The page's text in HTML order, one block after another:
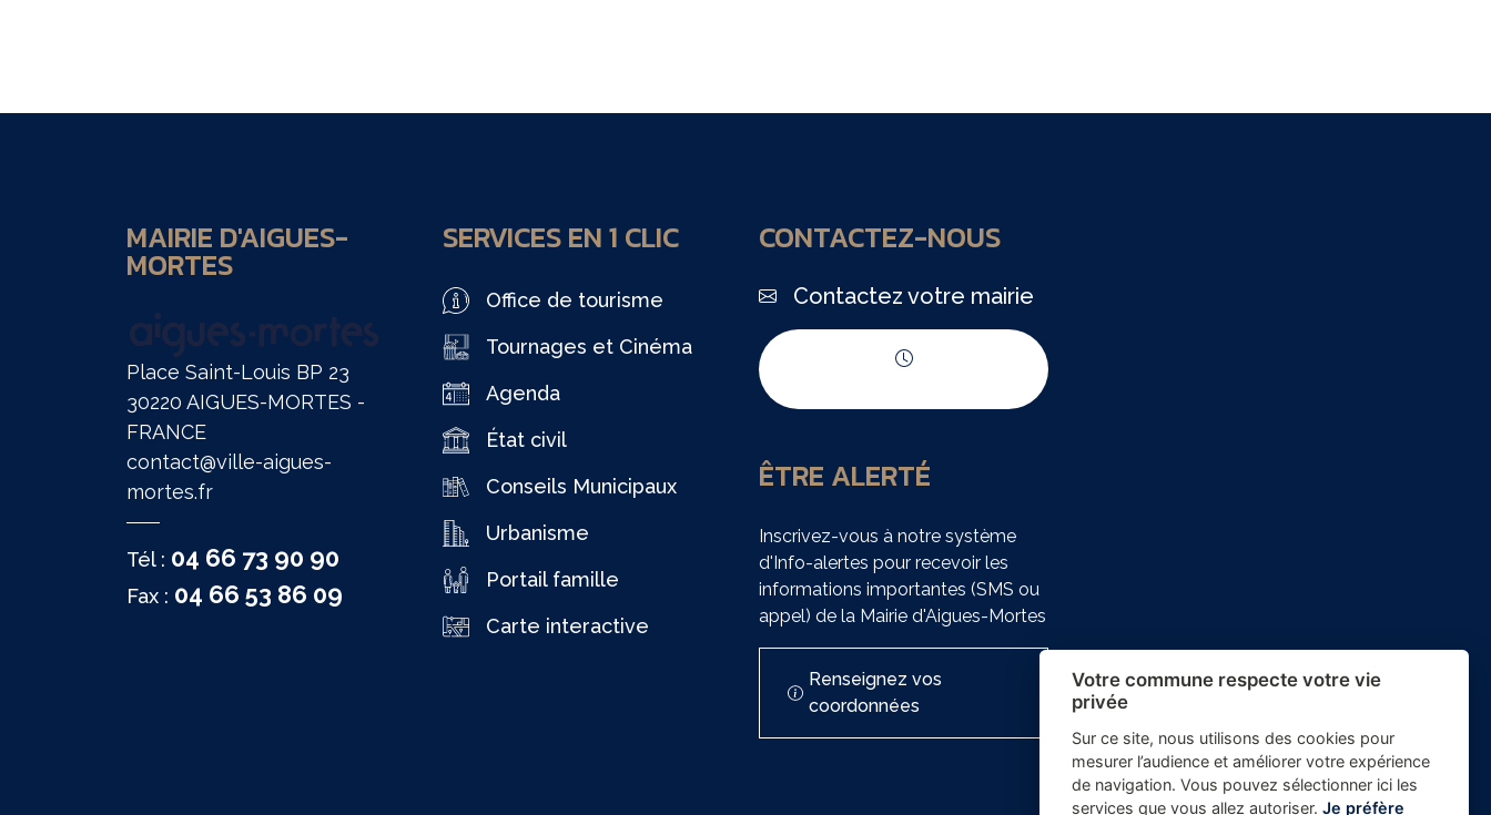
MAIRIE D'AIGUES-
MORTES
Place Saint-Louis BP 23
30220 AIGUES-MORTES -
FRANCE
contact@ville-aigues-
mortes.fr
Tél : 04 66 73 90 90
Fax : 04 66 53 86 09
SERVICES EN 1 CLIC
Office de tourisme
Tournages et Cinéma
Agenda
État civil
Conseils Municipaux
Urbanisme
Portail famille
Carte interactive
CONTACTEZ-NOUS
Contactez votre mairie
ÊTRE ALERTÉ
Inscrivez-vous à notre système
d'Info-alertes pour recevoir les
informations importantes (SMS ou
appel) de la Mairie d'Aigues-Mortes
Renseignez vos
coordonnées
Votre commune respecte votre vie
privée
Sur ce site, nous utilisons des cookies pour
mesurer l’audience et améliorer votre expérience
de navigation. Vous pouvez sélectionner ici les
services que vous allez autoriser. Je préfère